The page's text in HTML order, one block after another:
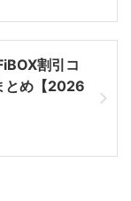
割引コ
とめ【2026